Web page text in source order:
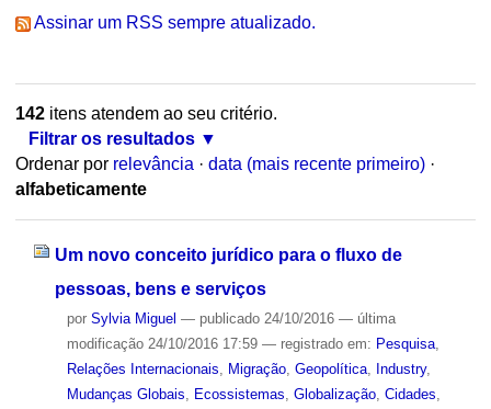
Assinar um RSS sempre atualizado.
142itens atendem ao seu critério.
Filtrar os resultados
Ordenar por relevância · data (mais recente primeiro) ·
alfabeticamente
Um novo conceito jurídico para o fluxo de
pessoas, bens e serviços
por Sylvia Miguel — publicado24/10/2016 — última
modificação24/10/2016 17:59 — registrado em: Pesquisa,
Relações Internacionais
Migração, Geopolítica, Industry,
Mudanças Globais
Ecossistemas Globalização, Cidades